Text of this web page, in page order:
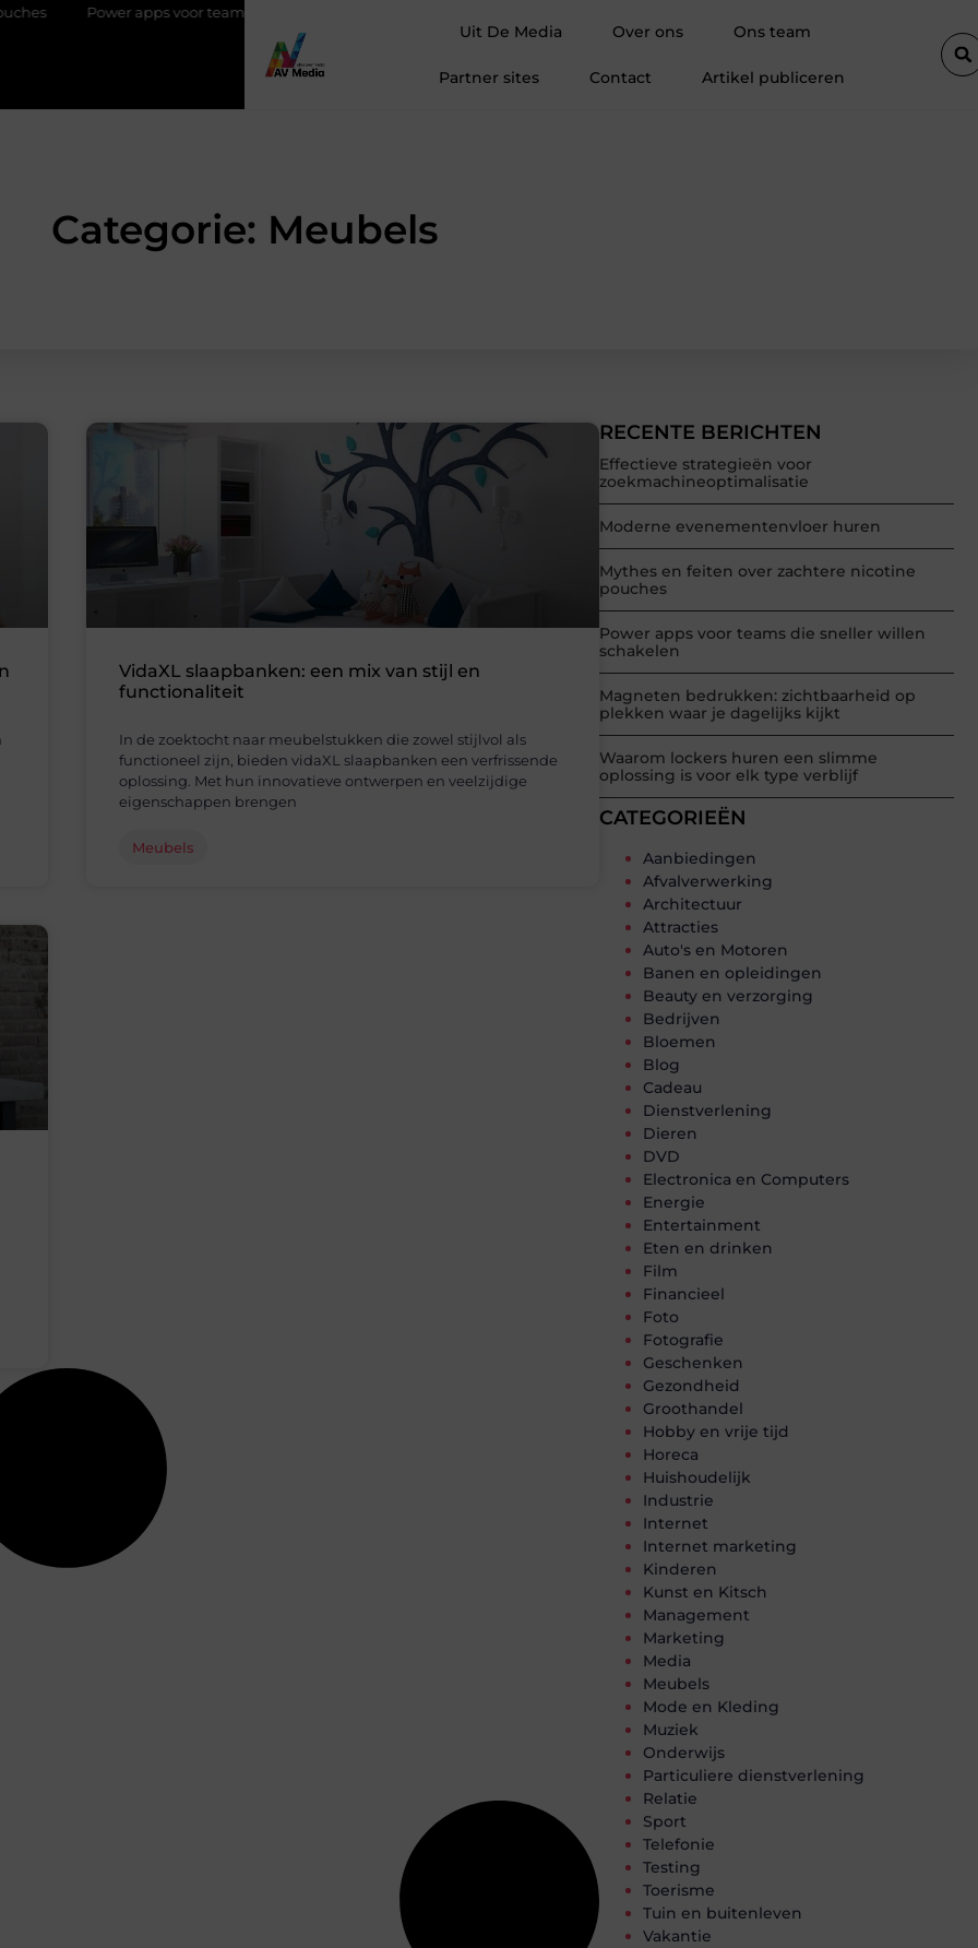
apps voor teams die sneller willen schakelen
Uit De Media Over ons Ons team
Partner sites Contact Artikel publiceren
Categorie: Meubels
RECENTE BERICHTEN
Effectieve strategieën voor
zoekmachineoptimalisatie
Moderne evenementenvloer huren
Mythes en feiten over zachtere nicotine
pouches
Power apps voor teams die sneller willen
schakelen
Magneten bedrukken: zichtbaarheid op
plekken waar je dagelijks kijkt
Waarom lockers huren een slimme
oplossing is voor elk type verblijf
CATEGORIEËN
Aanbiedingen
Afvalverwerking
Architectuur
Attracties
Auto's en Motoren
Banen en opleidingen
Beauty en verzorging
Bedrijven
Bloemen
Blog
Cadeau
Dienstverlening
Dieren
DVD
Electronica en Computers
Energie
Entertainment
Eten en drinken
Film
Financieel
Foto
Fotografie
Geschenken
Gezondheid
Groothandel
Hobby en vrije tijd
Horeca
Huishoudelijk
Industrie
Internet
Internet marketing
Kinderen
Kunst en Kitsch
Management
Marketing
Media
Meubels
Mode en Kleding
Muziek
Onderwijs
Particuliere dienstverlening
Relatie
Sport
Telefonie
Testing
Toerisme
Tuin en buitenleven
Vakantie
VidaXL slaapbanken: een mix van stijl en
functionaliteit
In de zoektocht naar meubelstukken die zowel stijlvol als
functioneel zijn, bieden vidaXL slaapbanken een verfrissende
oplossing. Met hun innovatieve ontwerpen en veelzijdige
eigenschappen brengen
Meubels